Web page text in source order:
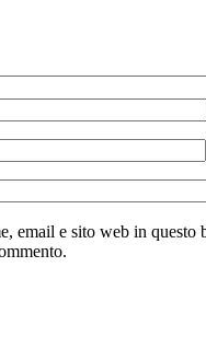
email e sito web in questo